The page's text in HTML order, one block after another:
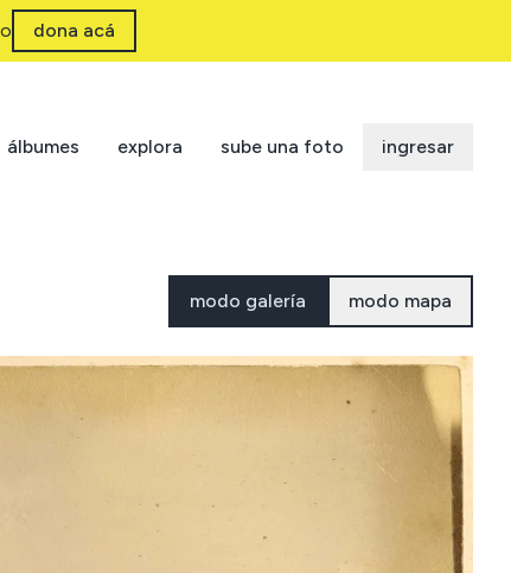
dona acá
álbumes explora sube una foto ingresar
modo galería modo mapa